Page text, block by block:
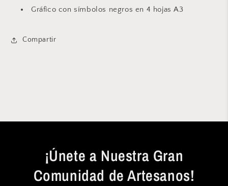
Gráfico con símbolos negros en 4 hojas A3
Compartir
¡Únete a Nuestra Gran
Comunidad de Artesanos!